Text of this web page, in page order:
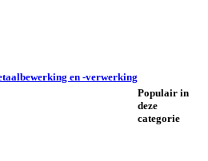
en -verwerking
Populair in
deze
categorie